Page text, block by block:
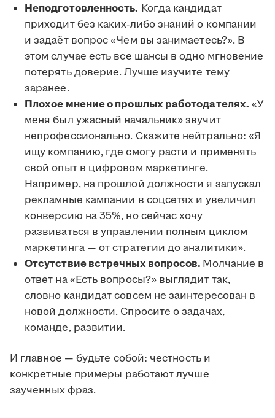
Неподготовленность. Когда кандидат
приходит без каких-либо знаний о компании
и задаёт вопрос «Чем вы занимаетесь?». В
этом случае есть все шансы в одно мгновение
потерять доверие. Лучше изучите тему
заранее.
Плохое мнение о прошлых работодателях. «У
меня был ужасный начальник» звучит
непрофессионально. Скажите нейтрально: «Я
ищу компанию, где смогу расти и применять
свой опыт в цифровом маркетинге.
Например, на прошлой должности я запускал
рекламные кампании в соцсетях и увеличил
конверсию на 35%, но сейчас хочу
развиваться в управлении полным циклом
маркетинга — от стратегии до аналитики».
Отсутствие встречных вопросов. Молчание в
ответ на «Есть вопросы?» выглядит так,
словно кандидат совсем не заинтересован в
новой должности. Спросите о задачах,
команде, развитии.
И главное — будьте собой: честность и
конкретные примеры работают лучше
заученных фраз.